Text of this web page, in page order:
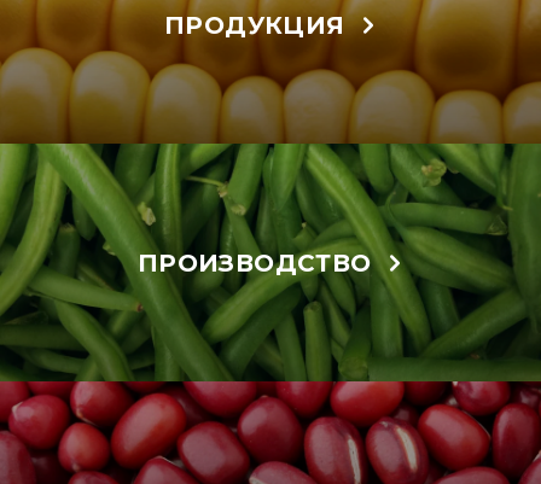
ПРОДУКЦИЯ
ПРОИЗВОДСТВО